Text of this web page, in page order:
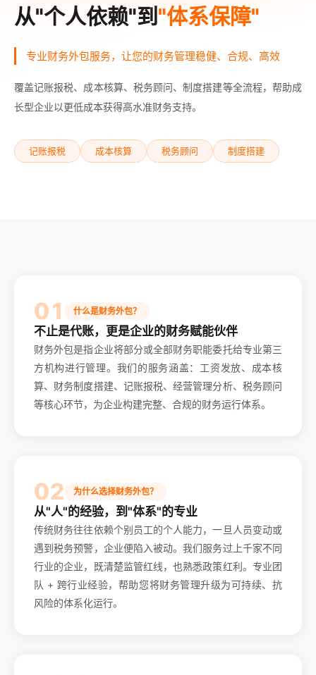
从"个人依赖"到"体系保障"
专业财务外包服务，让您的财务管理稳健、合规、高效
覆盖记账报税、成本核算、税务顾问、制度搭建等全流程，帮助成
长型企业以更低成本获得高水准财务支持。
记账报税 成本核算 税务顾问 制度搭建
01 什么是财务外包？
不止是代账，更是企业的财务赋能伙伴
财务外包是指企业将部分或全部财务职能委托给专业第三
方机构进行管理。我们的服务涵盖：工资发放、成本核
算、财务制度搭建、记账报税、经营管理分析、税务顾问
等核心环节，为企业构建完整、合规的财务运行体系。
02 为什么选择财务外包？
从"人"的经验，到"体系"的专业
传统财务往往依赖个别员工的个人能力，一旦人员变动或
遇到税务预警，企业便陷入被动。我们服务过上千家不同
行业的企业，既清楚监管红线，也熟悉政策红利。专业团
队 + 跨行业经验，帮助您将财务管理升级为可持续、抗
风险的体系化运行。